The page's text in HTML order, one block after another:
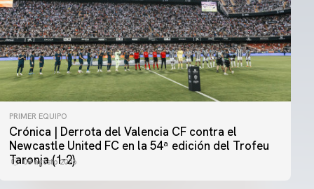
PRIMER EQUIPO
Crónica | Derrota del Valencia CF contra el
Newcastle United FC en la 54ª edición del Trofeu
Taronja (1-2)
08 agosto 2026
PRIMER EQUIPO
MESTALLA 📍